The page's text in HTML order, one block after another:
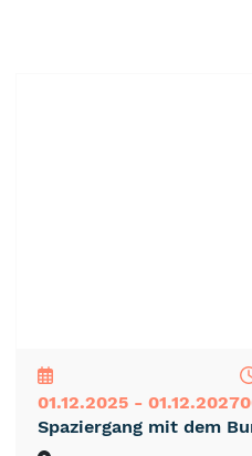
01.12.2025 - 01.12.2027
Spaziergang mit dem